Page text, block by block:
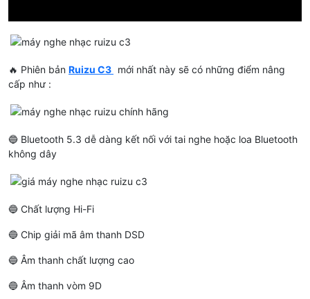
🔥 Phiên bản Ruizu C3 mới nhất này sẽ có những điểm nâng
cấp như :
🔵 Bluetooth 5.3 dễ dàng kết nối với tai nghe hoặc loa Bluetooth
không dây
🔵 Chất lượng Hi-Fi
🔵 Chip giải mã âm thanh DSD
🔵 Âm thanh chất lượng cao
🔵 Âm thanh vòm 9D